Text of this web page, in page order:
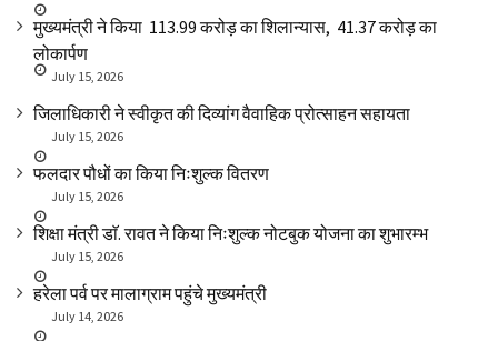
मुख्यमंत्री ने किया ₹ 113.99 करोड़ का शिलान्यास, ₹ 41.37 करोड़ का
लोकार्पण
July 15, 2026
जिलाधिकारी ने स्वीकृत की दिव्यांग वैवाहिक प्रोत्साहन सहायता
July 15, 2026
फलदार पौधों का किया निःशुल्क वितरण
July 15, 2026
शिक्षा मंत्री डाॅ. रावत ने किया निःशुल्क नोटबुक योजना का शुभारम्भ
July 15, 2026
हरेला पर्व पर मालाग्राम पहुंचे मुख्यमंत्री
July 14, 2026